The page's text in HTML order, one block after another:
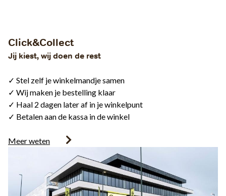
Click&Collect
Jij kiest, wij doen de rest
✓ Stel zelf je winkelmandje samen
✓ Wij maken je bestelling klaar
✓ Haal 2 dagen later af in je winkelpunt
✓ Betalen aan de kassa in de winkel
Meer weten